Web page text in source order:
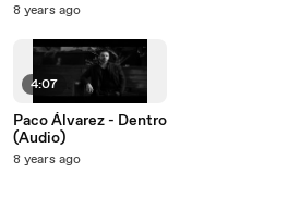
8 years ago
4:07
Paco Álvarez - Dentro
(Audio)
8 years ago